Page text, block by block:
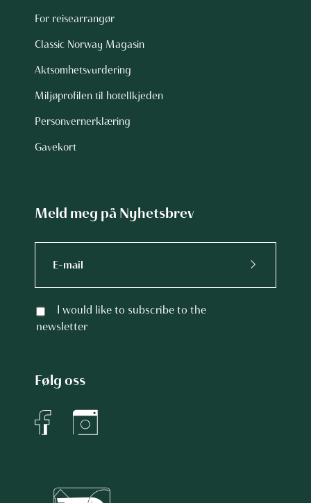
For reisearrangør
Classic Norway Magasin
Aktsomhetsvurdering
Miljøprofilen til hotellkjeden
Personvernerklæring
Gavekort
Meld meg på Nyhetsbrev
I would like to subscribe to the
newsletter
Følg oss